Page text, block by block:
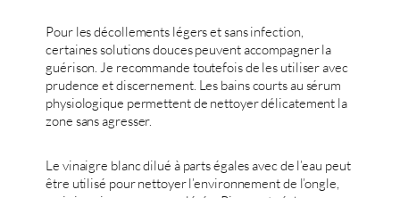
Pour les décollements légers et sans infection,
certaines solutions douces peuvent accompagner la
guérison. Je recommande toutefois de les utiliser avec
prudence et discernement. Les bains courts au sérum
physiologique permettent de nettoyer délicatement la
zone sans agresser.
Le vinaigre blanc dilué à parts égales avec de l’eau peut
être utilisé pour nettoyer l’environnement de l’ongle,